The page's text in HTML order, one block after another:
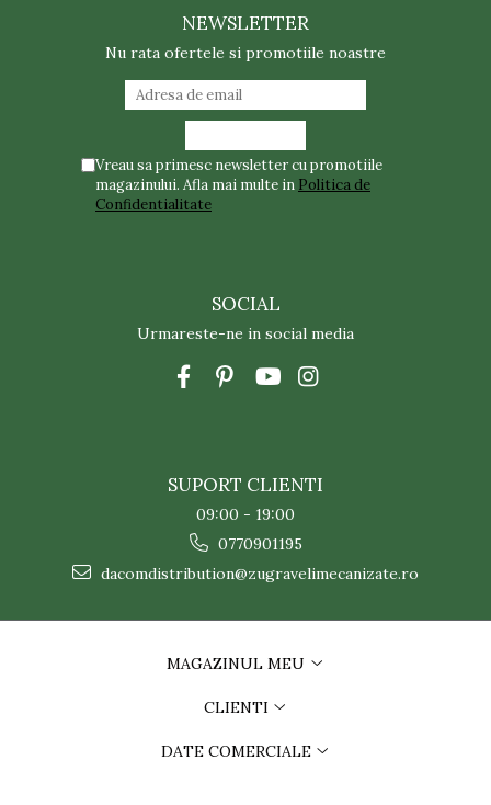
NEWSLETTER
Nu rata ofertele si promotiile noastre
Vreau sa primesc newsletter cu promotiile
magazinului. Afla mai multe in Politica de
Confidentialitate
SOCIAL
Urmareste-ne in social media
SUPORT CLIENTI
09:00 - 19:00
0770901195
dacomdistribution@zugravelimecanizate.ro
MAGAZINUL MEU
CLIENTI
DATE COMERCIALE